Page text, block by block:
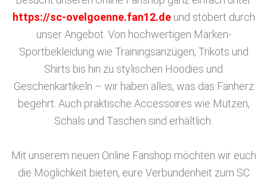
https://sc-ovelgoenne.fan12.de und stöbert durch
unser Angebot. Von hochwertigen Marken-
Sportbekleidung wie Trainingsanzügen, Trikots und
Shirts bis hin zu stylischen Hoodies und
Geschenkartikeln – wir haben alles, was das Fanherz
begehrt. Auch praktische Accessoires wie Mützen,
Schals und Taschen sind erhältlich.
Mit unserem neuen Online Fanshop möchten wir euch
die Möglichkeit bieten, eure Verbundenheit zum SC